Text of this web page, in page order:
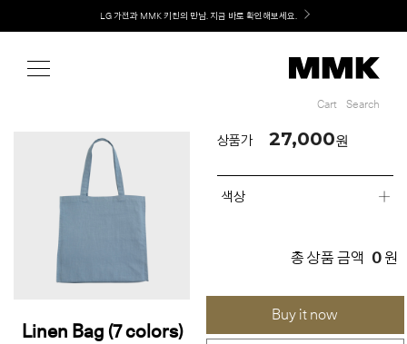
Welcome! 신규 회원가입 시 MMK Shop Coupon (총 60만원) 지급
Cart Search
Linen Bag (7 colors)
상품가 27,000원
색상
총 상품 금액 0 원
Buy it now